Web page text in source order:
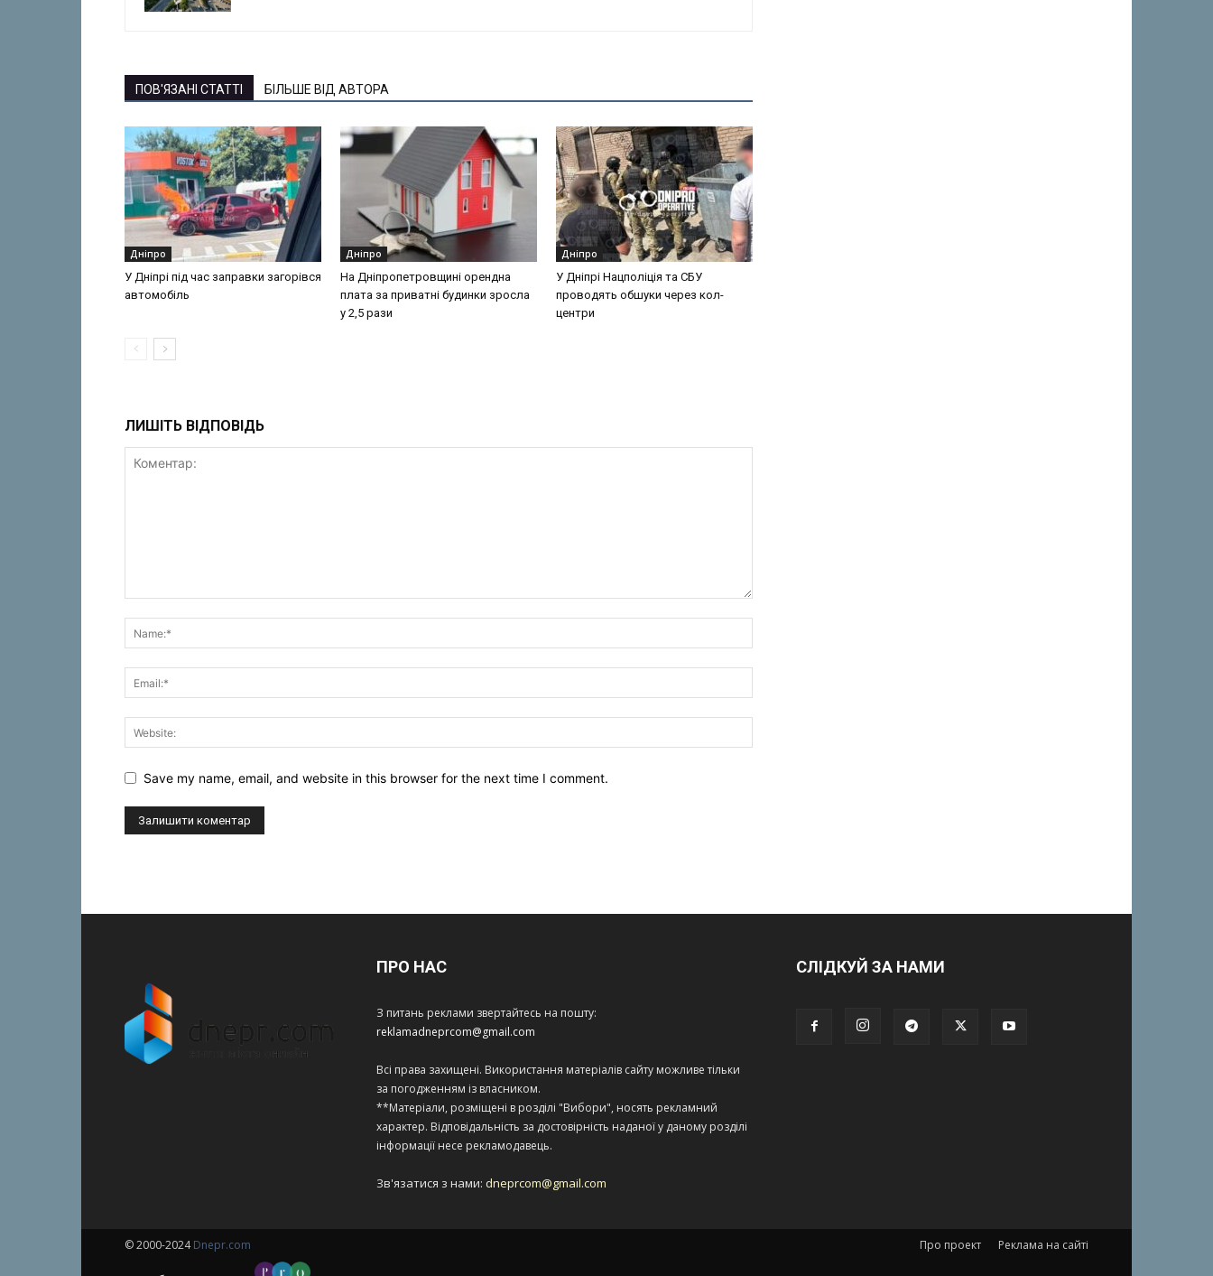
ПОВ'ЯЗАНІ СТАТТІ БІЛЬШЕ ВІД АВТОРА
Дніпро
У Дніпрі під час заправки загорівся
автомобіль
Дніпро
На Дніпропетровщині орендна
плата за приватні будинки зросла
у 2,5 рази
Дніпро
У Дніпрі Нацполіція та СБУ
проводять обшуки через кол-
центри
ЛИШІТЬ ВІДПОВІДЬ
Save my name, email, and website in this browser for the next time I comment.
ПРО НАС
З питань реклами звертайтесь на пошту:
reklamadneprcom@gmail.com
Всі права захищені. Використання матеріалів сайту можливе тільки
за погодженням із власником.
**Матеріали, розміщені в розділі "Вибори", носять рекламний
характер. Відповідальність за достовірність наданої у даному розділі
інформації несе рекламодавець.
Зв'язатися з нами: dneprcom@gmail.com
СЛІДКУЙ ЗА НАМИ
Про проект Реклама на сайті
© 2000-2024Dnepr.com